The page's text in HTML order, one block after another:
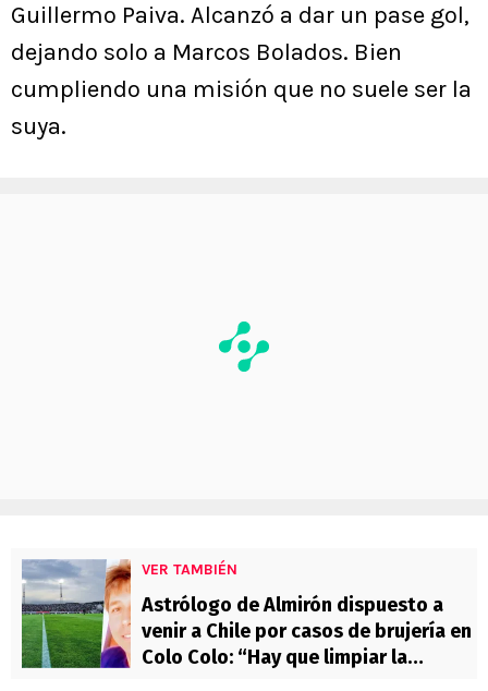
Guillermo Paiva. Alcanzó a dar un pase gol,
dejando solo a Marcos Bolados. Bien
cumpliendo una misión que no suele ser la
suya.
VER TAMBIÉN
Astrólogo de Almirón dispuesto a
venir a Chile por casos de brujería en
Colo Colo: “Hay que limpiar la